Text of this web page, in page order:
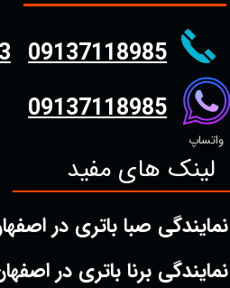
واتساپ
09137118985
09137118985
لینک های مفید
نمایندگی صبا باتری در
نمایندگی برنا باتری در